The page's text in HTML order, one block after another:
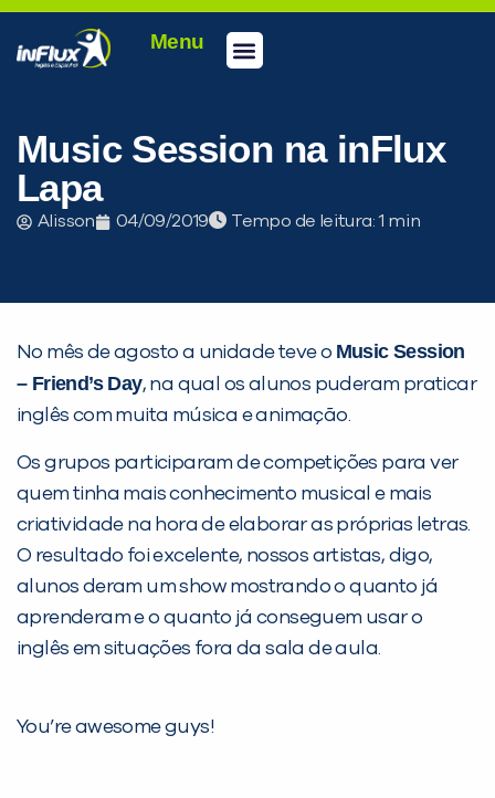
Menu
Music Session na inFlux
Lapa
Alisson 04/09/2019 Tempo de leitura:
No mês de agosto a unidade teve o Music Session
– Friend’s Day, na qual os alunos puderam praticar
inglês com muita música e animação.
Os grupos participaram de competições para ver
quem tinha mais conhecimento musical e mais
criatividade na hora de elaborar as próprias letras.
O resultado foi excelente, nossos artistas, digo,
alunos deram um show mostrando o quanto já
aprenderam e o quanto já conseguem usar o
inglês em situações fora da sala de aula.
You’re awesome guys!
PEÇA UMA DEMONSTRAÇÃO DE MÉTODO
Desculpe!
Não encontramos nenhuma unidade
inFlux nesta cidade ou bairro que
você digitou.